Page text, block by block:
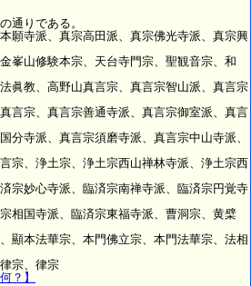
通りである。
寺派、真宗高田派、真宗佛光寺派、真宗興
山修験本宗、天台寺門宗、聖観音宗、和
教、高野山真言宗、真言宗智山派、真言宗
宗、真言宗善通寺派、真言宗御室派、真言
派、真言宗須磨寺派、真言宗中山寺派、
、浄土宗、浄土宗西山禅林寺派、浄土宗西
妙心寺派、臨済宗南禅寺派、臨済宗円覚寺
国寺派、臨済宗東福寺派、曹洞宗、黄檗
本法華宗、本門佛立宗、本門法華宗、法相
宗、律宗
？】